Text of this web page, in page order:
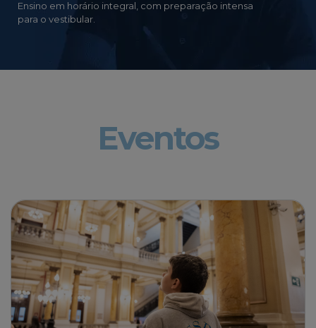
Ensino em horário integral, com preparação intensa
para o vestibular.
Eventos